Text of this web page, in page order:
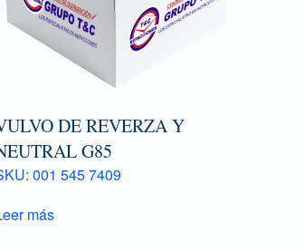
DE REVERZA Y
G85
001 545 7409
más